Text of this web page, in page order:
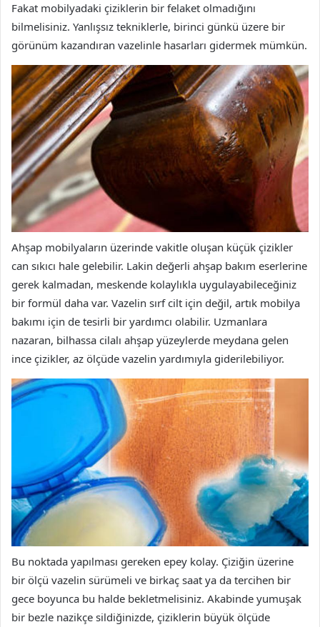
Fakat mobilyadaki çiziklerin bir felaket olmadığını
bilmelisiniz. Yanlışsız tekniklerle, birinci günkü üzere bir
görünüm kazandıran vazelinle hasarları gidermek mümkün.
Ahşap mobilyaların üzerinde vakitle oluşan küçük çizikler
can sıkıcı hale gelebilir. Lakin değerli ahşap bakım eserlerine
gerek kalmadan, meskende kolaylıkla uygulayabileceğiniz
bir formül daha var. Vazelin sırf cilt için değil, artık mobilya
bakımı için de tesirli bir yardımcı olabilir. Uzmanlara
nazaran, bilhassa cilalı ahşap yüzeylerde meydana gelen
ince çizikler, az ölçüde vazelin yardımıyla giderilebiliyor.
Bu noktada yapılması gereken epey kolay. Çiziğin üzerine
bir ölçü vazelin sürümeli ve birkaç saat ya da tercihen bir
gece boyunca bu halde bekletmelisiniz. Akabinde yumuşak
bir bezle nazikçe sildiğinizde, çiziklerin büyük ölçüde